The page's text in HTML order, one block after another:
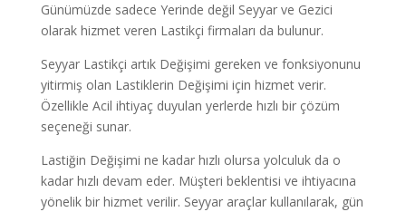
Günümüzde sadece Yerinde değil Seyyar ve Gezici
olarak hizmet veren Lastikçi firmaları da bulunur.
Seyyar Lastikçi artık Değişimi gereken ve fonksiyonunu
yitirmiş olan Lastiklerin Değişimi için hizmet verir.
Özellikle Acil ihtiyaç duyulan yerlerde hızlı bir çözüm
seçeneği sunar.
Lastiğin Değişimi ne kadar hızlı olursa yolculuk da o
kadar hızlı devam eder. Müşteri beklentisi ve ihtiyacına
yönelik bir hizmet verilir. Seyyar araçlar kullanılarak, gün